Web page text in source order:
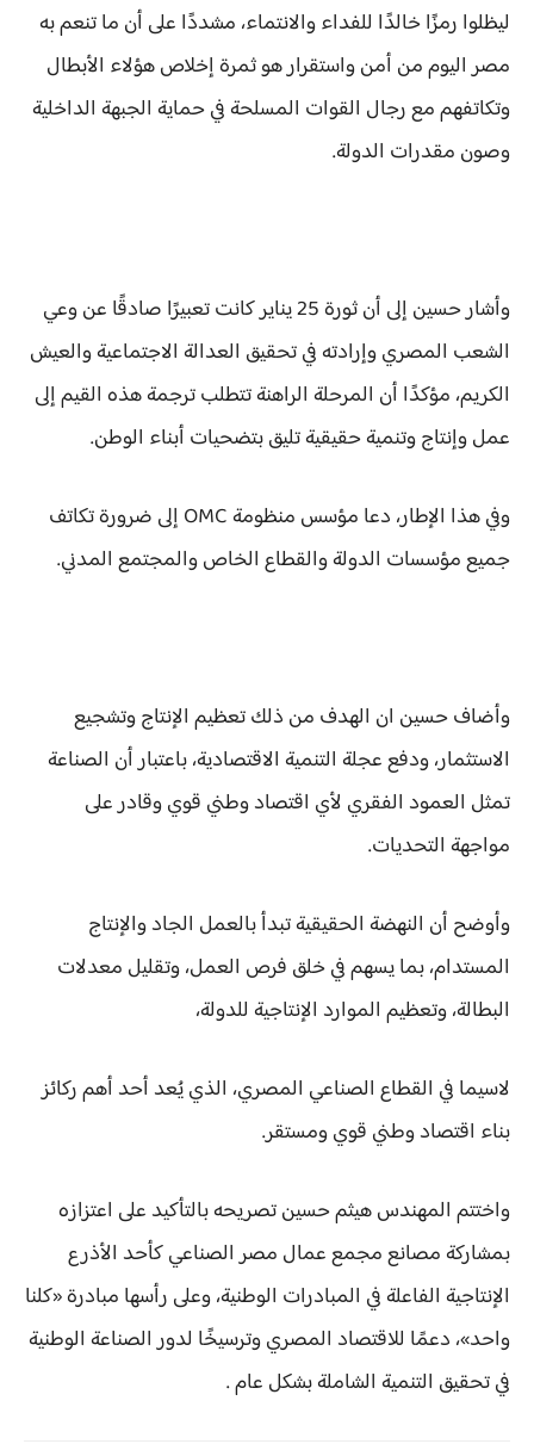
ليظلوا رمزًا خالدًا للفداء والانتماء، مشددًا على أن ما تنعم به
مصر اليوم من أمن واستقرار هو ثمرة إخلاص هؤلاء الأبطال
وتكاتفهم مع رجال القوات المسلحة في حماية الجبهة الداخلية
وصون مقدرات الدولة.
وأشار حسين إلى أن ثورة 25 يناير كانت تعبيرًا صادقًا عن وعي
الشعب المصري وإرادته في تحقيق العدالة الاجتماعية والعيش
الكريم، مؤكدًا أن المرحلة الراهنة تتطلب ترجمة هذه القيم إلى
عمل وإنتاج وتنمية حقيقية تليق بتضحيات أبناء الوطن.
وفي هذا الإطار، دعا مؤسس منظومة OMC إلى ضرورة تكاتف
جميع مؤسسات الدولة والقطاع الخاص والمجتمع المدني.
وأضاف حسين ان الهدف من ذلك تعظيم الإنتاج وتشجيع
الاستثمار، ودفع عجلة التنمية الاقتصادية، باعتبار أن الصناعة
تمثل العمود الفقري لأي اقتصاد وطني قوي وقادر على
مواجهة التحديات.
وأوضح أن النهضة الحقيقية تبدأ بالعمل الجاد والإنتاج
المستدام، بما يسهم في خلق فرص العمل، وتقليل معدلات
البطالة، وتعظيم الموارد الإنتاجية للدولة،
لاسيما في القطاع الصناعي المصري، الذي يُعد أحد أهم ركائز
بناء اقتصاد وطني قوي ومستقر.
واختتم المهندس هيثم حسين تصريحه بالتأكيد على اعتزازه
بمشاركة مصانع مجمع عمال مصر الصناعي كأحد الأذرع
الإنتاجية الفاعلة في المبادرات الوطنية، وعلى رأسها مبادرة «كلنا
واحد»، دعمًا للاقتصاد المصري وترسيخًا لدور الصناعة الوطنية
في تحقيق التنمية الشاملة بشكل عام .